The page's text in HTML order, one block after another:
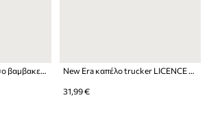
New Era καπέλο με γείσο βαμβακερό 9FORTY® ASTON VILLA FC New Era καπέλο trucker LICENCE PLATE TRUCKER
31,99 €